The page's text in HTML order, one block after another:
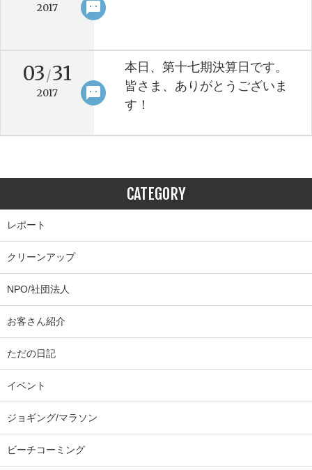
sms
2017 keyboard_arrow_right
sms
03/31
2017
本日、第十七期決算日です。
皆さま、ありがとうございま
す！
keyboard_arrow_right
CATEGORY
レポート
クリーンアップ
NPO/社団法人
お客さん紹介
ただの日記
イベント
ジョギング/マラソン
ビーチコーミング